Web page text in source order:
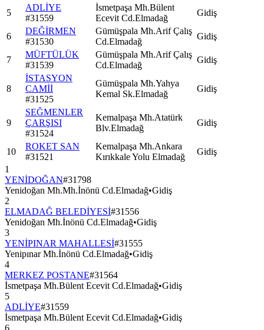
5
ADLİYE
#31559
İsmetpaşa Mh.Bülent
Ecevit Cd.Elmadağ
Gidiş
6
DEĞİRMEN
#31530
Gümüşpala Mh.Arif Çalış
Cd.Elmadağ
Gidiş
7
MÜFTÜLÜK
#31539
Gümüşpala Mh.Arif Çalış
Cd.Elmadağ
Gidiş
8
İSTASYON
CAMİİ
#31525
Gümüşpala Mh.Yahya
Kemal Sk.Elmadağ
Gidiş
9
SEĞMENLER
ÇARŞISI
#31524
Kemalpaşa Mh.Atatürk
Blv.Elmadağ
Gidiş
10
ROKET SAN
#31521
Kemalpaşa Mh.Ankara
Kırıkkale Yolu Elmadağ
Gidiş
1
YENİDOĞAN#31798
Yenidoğan Mh.Mh.İnönü Cd.Elmadağ•Gidiş
2
ELMADAĞ BELEDİYESİ#31556
Yenidoğan Mh.İnönü Cd.Elmadağ•Gidiş
3
YENİPINAR MAHALLESİ#31555
Yenipınar Mh.İnönü Cd.Elmadağ•Gidiş
4
MERKEZ POSTANE#31564
İsmetpaşa Mh.Bülent Ecevit Cd.Elmadağ•Gidiş
5
ADLİYE#31559
İsmetpaşa Mh.Bülent Ecevit Cd.Elmadağ•Gidiş
6